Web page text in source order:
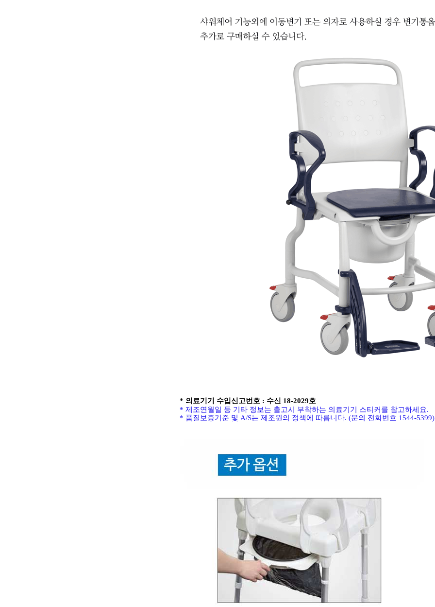
* 의료기기 수입신고번호 : 수신 18-2029호
* 제조연월일 등 기타 정보는 출고시 부착하는 의료기기 스티커를 참고하세요.
* 품질보증기준 및 A/S는 제조원의 정책에 따릅니다. (문의 전화번호 1544-5399)